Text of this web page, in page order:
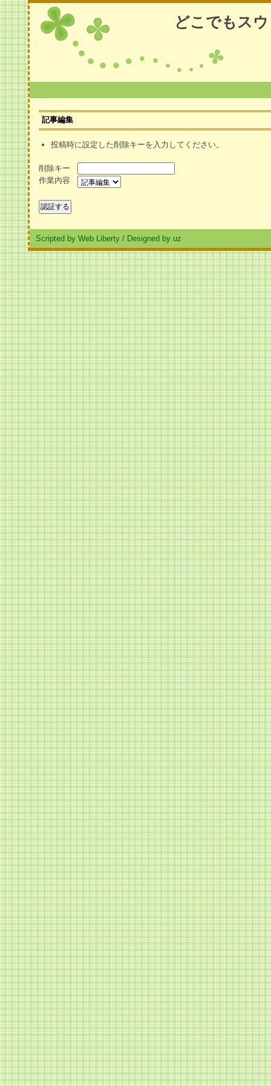
どこでもス
記事編集
投稿時に設定した削除キーを入力してください。
削除キー
作業内容
Scripted by Web Liberty / Designed by uz